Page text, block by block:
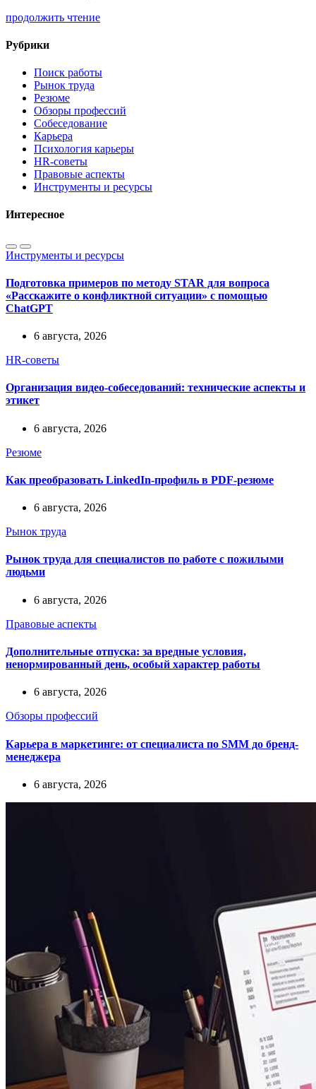
продолжить чтение
Рубрики
Поиск работы
Рынок труда
Резюме
Обзоры профессий
Собеседование
Карьера
Психология карьеры
HR-советы
Правовые аспекты
Инструменты и ресурсы
Интересное
Инструменты и ресурсы
Подготовка примеров по методу STAR для вопроса
«Расскажите о конфликтной ситуации» с помощью
ChatGPT
6 августа, 2026
HR-советы
Организация видео-собеседований: технические аспекты и
этикет
6 августа, 2026
Резюме
Как преобразовать LinkedIn-профиль в PDF-резюме
6 августа, 2026
Рынок труда
Рынок труда для специалистов по работе с пожилыми
людьми
6 августа, 2026
Правовые аспекты
Дополнительные отпуска: за вредные условия,
ненормированный день, особый характер работы
6 августа, 2026
Обзоры профессий
Карьера в маркетинге: от специалиста по SMM до бренд-
менеджера
6 августа, 2026